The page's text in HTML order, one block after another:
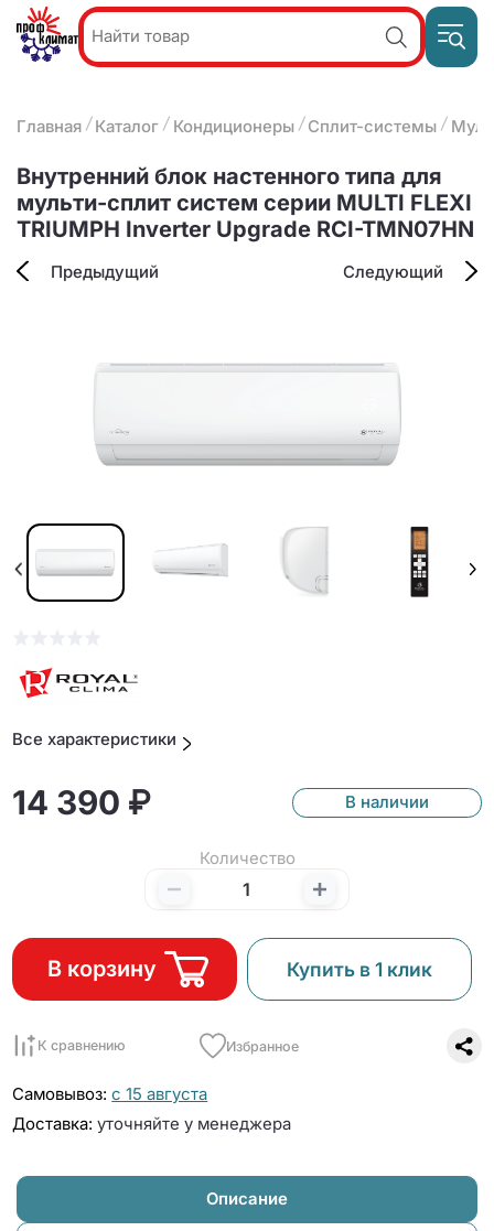
Акции и
О компании
Наши услуги
Оплата и доставка
Контакты
8
25-
93-63
Главная Каталог Кондиционеры Сплит-системы
Внутренний блок настенного типа для
мульти-сплит систем серии MULTI FLEXI
TRIUMPH Inverter Upgrade RCI-TMN07HN
Предыдущий Следующий
Все характеристики
14 390 ₽ В наличии
Количество
В корзину Купить в 1 клик
К сравнению Избранное
Самовывоз: с 15 августа
Доставка: уточняйте у менеджера
Описание